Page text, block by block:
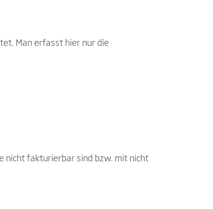
Man erfasst hier nur die
nicht fakturierbar sind bzw. mit nicht